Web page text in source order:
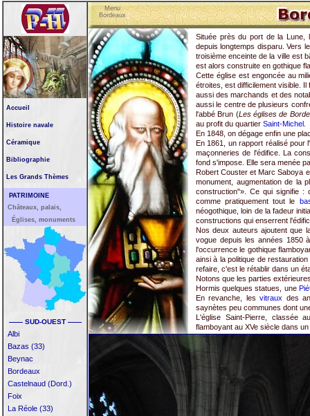
Accueil
Histoire navale
Céramique
Bibliographie
Les Grands Thèmes
PATRIMOINE
Châteaux, palais,
Églises, monuments
—— SUD-OUEST ——
Albi
Bazas (33)
Beynac
Bordeaux
Castelnaud (Dord.)
Foix
La Réole (33)
Située près du port de la Lune,
depuis longtemps disparu. Vers
troisième enceinte de la ville est
est alors construite en gothique
Cette église est engoncée au
étroites, est difficilement visible.
aussi des marchands et des
aussi le centre de plusieurs
l'abbé Brun (Les églises de
au profit du quartier Saint-Michel
En 1848, on dégage enfin une
En 1861, un rapport réalisé pour
maçonneries de l'édifice. La
fond s'impose. Elle sera menée
Robert Couster et Marc Saboya
monument, augmentation de la
construction"». Ce qui signifie
comme pratiquement tout le
néogothique, loin de la fadeur
constructions qui enserrent
Nos deux auteurs ajoutent que
vogue depuis les années 1850
l'occurrence le gothique
ainsi à la politique de
refaire, c'est le rétablir dans un
Notons que les parties
Hormis quelques statues, une
En revanche, lesvitraux des
saynètes peu communes dont
L'église Saint-Pierre, classée
flamboyant au XVe siècle dans
Menu
Bordeaux